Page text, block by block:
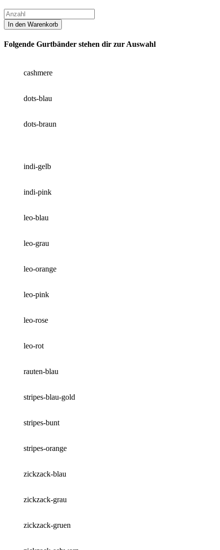
Folgende Gurtbänder stehen dir zur Auswahl
cashmere
dots-blau
dots-braun
indi-gelb
indi-pink
leo-blau
leo-grau
leo-orange
leo-pink
leo-rose
leo-rot
rauten-blau
stripes-blau-gold
stripes-bunt
stripes-orange
zickzack-blau
zickzack-grau
zickzack-gruen